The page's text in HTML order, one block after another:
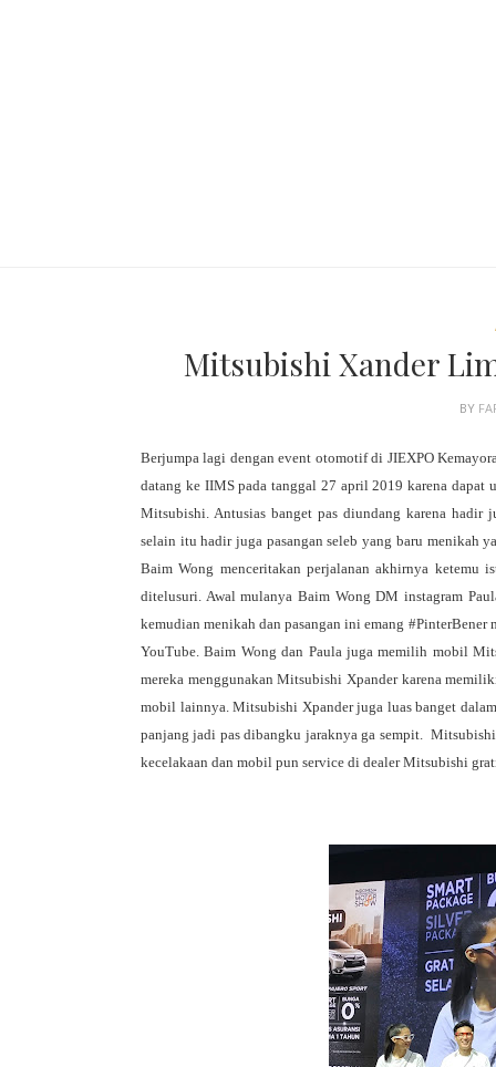
Mitsubishi Xander
BY
Berjumpa lagi dengan event otomotif di JIEXPO
datang ke IIMS pada tanggal 27 april 2019 karena
Mitsubishi. Antusias banget pas diundang karena hadir
selain itu hadir juga pasangan seleb yang baru menikah
Baim Wong menceritakan perjalanan akhirnya ketemu
ditelusuri. Awal mulanya Baim Wong DM instagram
kemudian menikah dan pasangan ini emang
YouTube. Baim Wong dan Paula juga memilih mobil
mereka menggunakan Mitsubishi Xpander karena
mobil lainnya. Mitsubishi Xpander juga luas banget
panjang jadi pas dibangku jaraknya ga sempit.
kecelakaan dan mobil pun service di dealer Mitsubishi